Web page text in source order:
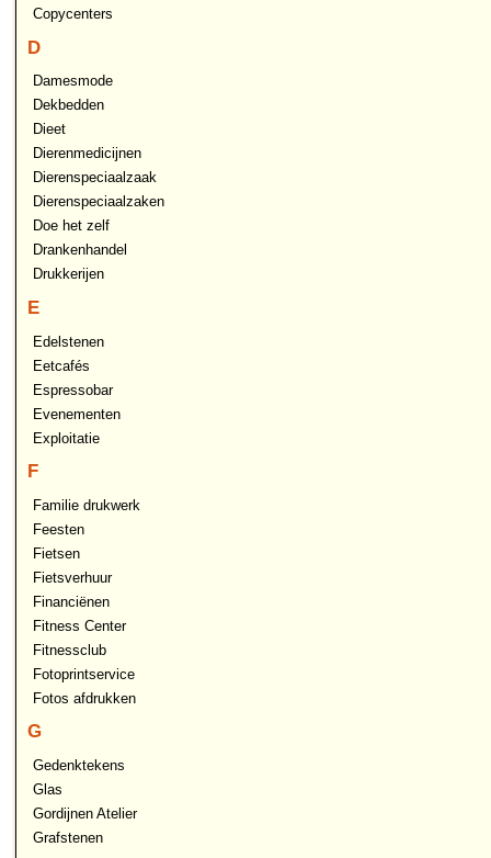
Copycenters
D
Damesmode
Dekbedden
Dieet
Dierenmedicijnen
Dierenspeciaalzaak
Dierenspeciaalzaken
Doe het zelf
Drankenhandel
Drukkerijen
E
Edelstenen
Eetcafés
Espressobar
Evenementen
Exploitatie
F
Familie drukwerk
Feesten
Fietsen
Fietsverhuur
Financiënen
Fitness Center
Fitnessclub
Fotoprintservice
Fotos afdrukken
G
Gedenktekens
Glas
Gordijnen Atelier
Grafstenen